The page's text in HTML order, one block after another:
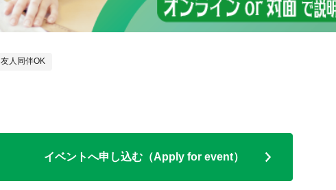
友人同伴OK
イベントへ申し込む（Apply for event）